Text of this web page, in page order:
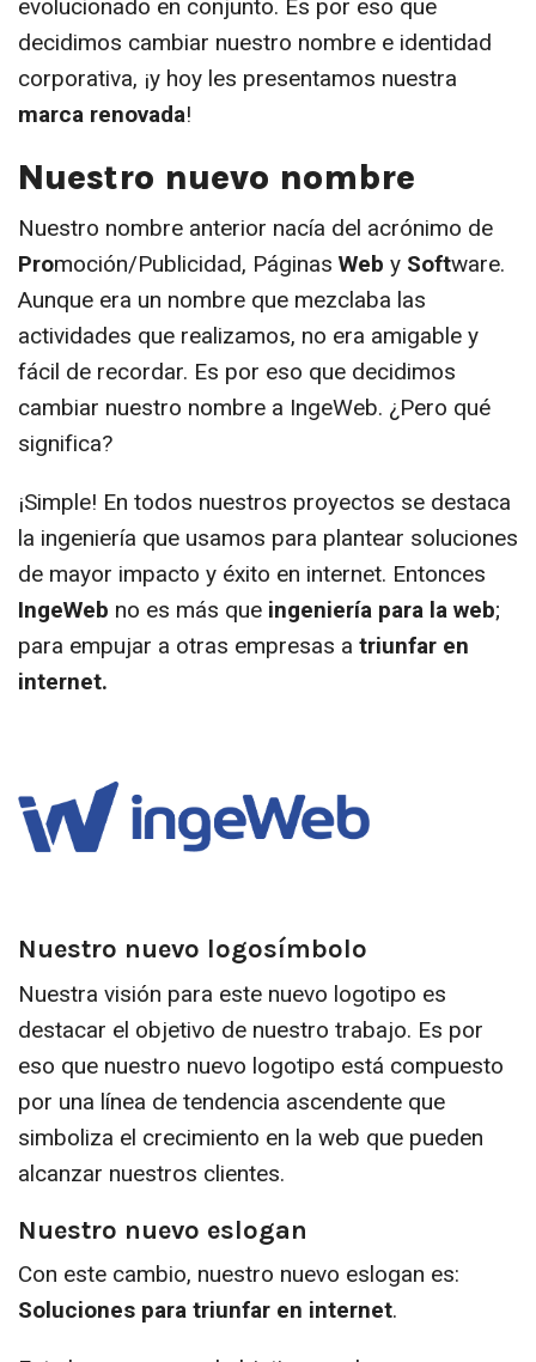
evolucionado en conjunto. Es por eso que
decidimos cambiar nuestro nombre e identidad
corporativa, ¡y hoy les presentamos nuestra
marca renovada!
Nuestro nuevo nombre
Nuestro nombre anterior nacía del acrónimo de
Promoción/Publicidad, Páginas Web y Software.
Aunque era un nombre que mezclaba las
actividades que realizamos, no era amigable y
fácil de recordar. Es por eso que decidimos
cambiar nuestro nombre a IngeWeb. ¿Pero qué
significa?
¡Simple! En todos nuestros proyectos se destaca
la ingeniería que usamos para plantear soluciones
de mayor impacto y éxito en internet. Entonces
IngeWeb no es más que ingeniería para la web;
para empujar a otras empresas a triunfar en
internet.
Nuestro nuevo logosímbolo
Nuestra visión para este nuevo logotipo es
destacar el objetivo de nuestro trabajo. Es por
eso que nuestro nuevo logotipo está compuesto
por una línea de tendencia ascendente que
simboliza el crecimiento en la web que pueden
alcanzar nuestros clientes.
Nuestro nuevo eslogan
Con este cambio, nuestro nuevo eslogan es:
Soluciones para triunfar en internet.